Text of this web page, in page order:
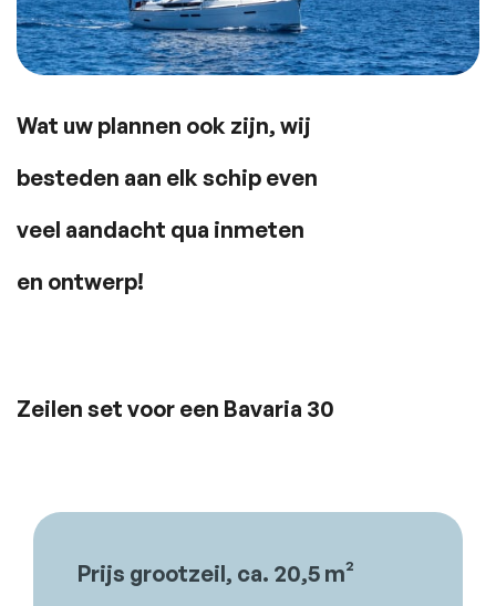
Wat uw plannen ook zijn, wij
besteden aan elk schip even
veel aandacht qua inmeten
en ontwerp!
Zeilen set voor een Bavaria 30
Prijs grootzeil, ca. 20,5 m²